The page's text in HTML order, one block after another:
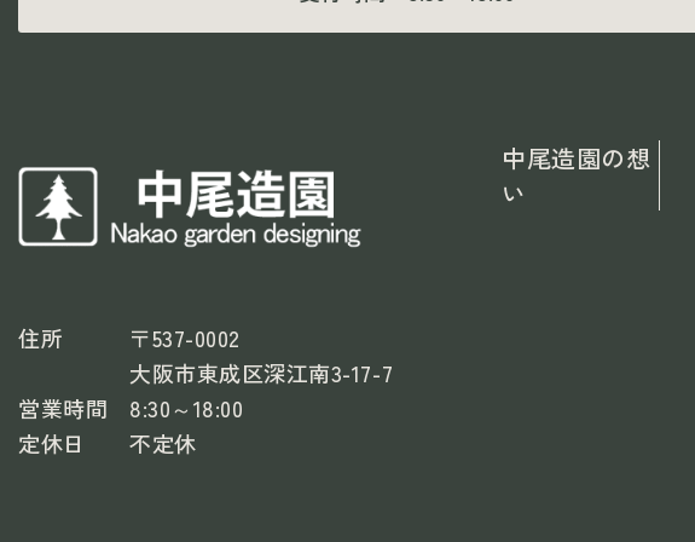
住所
〒537-0002
大阪市東成区深江南3-17-7
営業時間
8:30～18:00
定休日
不定休
中尾造園の想
い